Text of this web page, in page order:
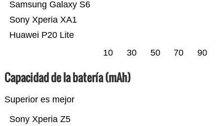
Huawei P20 Lite
Sony Xperia XA1
Samsung Galaxy S6
10 30 50 70 90
Capacidad de la batería (mAh)
Superior es mejor
Sony Xperia Z5